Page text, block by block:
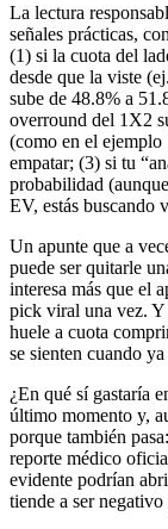
La lectura
señales prácticas,
(1) si la cuota del
desde que la viste
sube de 48.8% a
overround del 1X2
(como en el ejemplo
empatar; (3) si tu
probabilidad
EV, estás buscando
Un apunte que a
puede ser quitarle
interesa más que el
pick viral una vez. Y
huele a cuota
se sienten cuando ya
¿En qué sí gastaría
último momento y,
porque también
reporte médico
evidente podrían
tiende a ser